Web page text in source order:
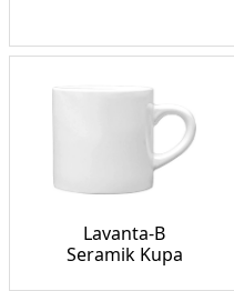
Lavanta-B
Seramik Kupa